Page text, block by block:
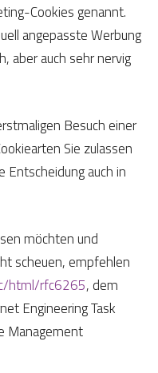
Cookies genannt.
angepasste Werbung
aber auch sehr nervig
Besuch einer
Sie zulassen
Entscheidung auch in
möchten und
scheuen, empfehlen
html/rfc6265, dem
Engineering Task
Management